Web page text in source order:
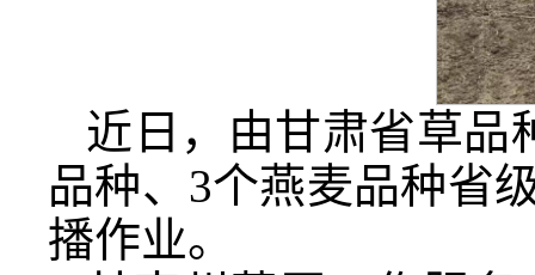
近日，由甘肃省草品
品种、3个燕麦品种省
播作业。